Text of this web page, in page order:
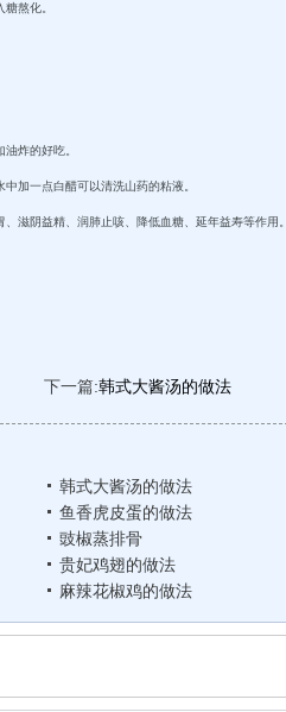
熬化。
炸的好吃。
加一点白醋可以清洗山药的粘液。
滋阴益精、润肺止咳、降低血糖、延年益寿等作用。
下一篇:韩式大酱汤的做法
韩式大酱汤的做法
鱼香虎皮蛋的做法
豉椒蒸排骨
贵妃鸡翅的做法
麻辣花椒鸡的做法